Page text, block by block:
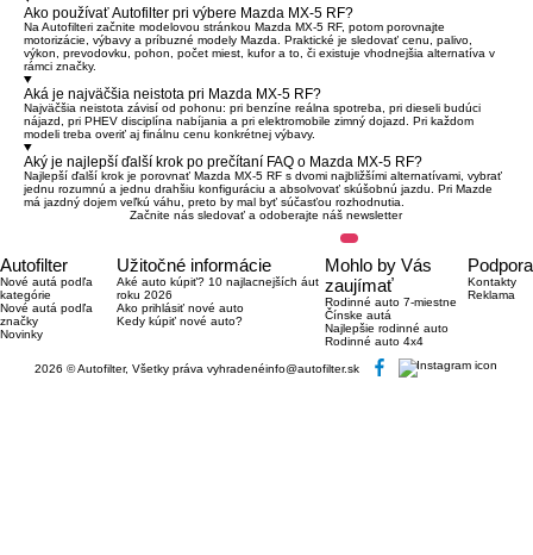
Ako používať Autofilter pri výbere Mazda MX-5 RF?
Na Autofilteri začnite modelovou stránkou Mazda MX-5 RF, potom porovnajte
motorizácie, výbavy a príbuzné modely Mazda. Praktické je sledovať cenu, palivo,
výkon, prevodovku, pohon, počet miest, kufor a to, či existuje vhodnejšia alternatíva v
rámci značky.
Aká je najväčšia neistota pri Mazda MX-5 RF?
Najväčšia neistota závisí od pohonu: pri benzíne reálna spotreba, pri dieseli budúci
nájazd, pri PHEV disciplína nabíjania a pri elektromobile zimný dojazd. Pri každom
modeli treba overiť aj finálnu cenu konkrétnej výbavy.
Aký je najlepší ďalší krok po prečítaní FAQ o Mazda MX-5 RF?
Najlepší ďalší krok je porovnať Mazda MX-5 RF s dvomi najbližšími alternatívami, vybrať
jednu rozumnú a jednu drahšiu konfiguráciu a absolvovať skúšobnú jazdu. Pri Mazde
má jazdný dojem veľkú váhu, preto by mal byť súčasťou rozhodnutia.
Začnite nás sledovať a odoberajte náš newsletter
Autofilter
Nové autá podľa
kategórie
Nové autá podľa
značky
Novinky
Užitočné informácie
Aké auto kúpiť? 10 najlacnejších áut
roku 2026
Ako prihlásiť nové auto
Kedy kúpiť nové auto?
Mohlo by Vás
zaujímať
Rodinné auto 7-miestne
Čínske autá
Najlepšie rodinné auto
Rodinné auto 4x4
Podpora
Kontakty
Reklama
2026 © Autofilter, Všetky práva vyhradenéinfo@autofilter.sk